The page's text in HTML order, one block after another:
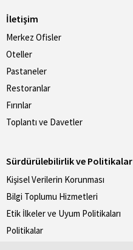
İletişim
Merkez Ofisler
Oteller
Pastaneler
Restoranlar
Fırınlar
Toplantı ve Davetler
Sürdürülebilirlik ve Politikalar
Kişisel Verilerin Korunması
Bilgi Toplumu Hizmetleri
Etik İlkeler ve Uyum Politikaları
Politikalar